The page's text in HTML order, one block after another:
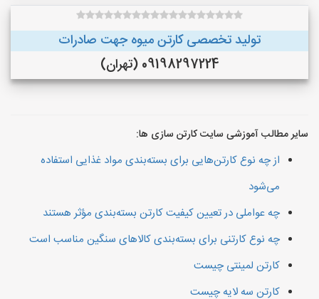
تولید تخصصی کارتن میوه جهت صادرات
09198297224 (تهران)
سایر مطالب آموزشی سایت کارتن سازی ها:
از چه نوع کارتن‌هایی برای بسته‌بندی مواد غذایی استفاده
می‌شود
چه عواملی در تعیین کیفیت کارتن بسته‌بندی مؤثر هستند
چه نوع کارتنی برای بسته‌بندی کالاهای سنگین مناسب است
کارتن لمینتی چیست
کارتن سه لایه چیست